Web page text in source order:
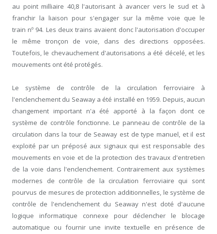
au point milliaire 40,8 l'autorisant à avancer vers le sud et à
franchir la liaison pour s'engager sur la même voie que le
train nº 94. Les deux trains avaient donc l'autorisation d'occuper
le même tronçon de voie, dans des directions opposées.
Toutefois, le chevauchement d'autorisations a été décelé, et les
mouvements ont été protégés.
Le système de contrôle de la circulation ferroviaire à
l'enclenchement du Seaway a été installé en 1959. Depuis, aucun
changement important n'a été apporté à la façon dont ce
système de contrôle fonctionne. Le panneau de contrôle de la
circulation dans la tour de Seaway est de type manuel, et il est
exploité par un préposé aux signaux qui est responsable des
mouvements en voie et de la protection des travaux d'entretien
de la voie dans l'enclenchement. Contrairement aux systèmes
modernes de contrôle de la circulation ferroviaire qui sont
pourvus de mesures de protection additionnelles, le système de
contrôle de l'enclenchement du Seaway n'est doté d'aucune
logique informatique connexe pour déclencher le blocage
automatique ou fournir une invite textuelle en présence de